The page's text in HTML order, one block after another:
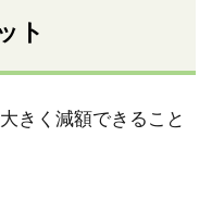
ト
きく減額できること